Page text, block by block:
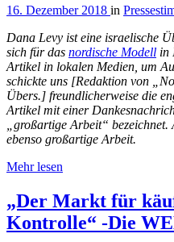
16. Dezember 2018 in
Dana Levy ist eine israelische
sich für das nordische Modell in
Artikel in lokalen Medien, um
schickte uns [Redaktion von
Übers.] freundlicherweise die
Artikel mit einer
„großartige Arbeit“
ebenso großartige Arbeit.
Mehr lesen
„Der Markt für
Kontrolle“ -Die